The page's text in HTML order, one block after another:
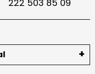
222 503 85 09